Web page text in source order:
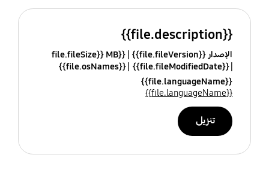
{{file.description}}
الإصدار {{file.fileVersion}}
{{file.fileSize}} MB
{{file.fileModifiedDate}}
{{file.osNames}}
{{file.languageName}}
{{file.languageName}}
تنزيل